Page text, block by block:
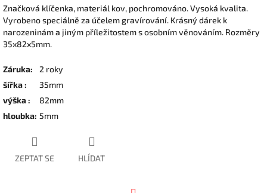
Značková klíčenka, materiál kov, pochromováno. Vysoká kvalita.
Vyrobeno speciálně za účelem gravírování. Krásný dárek k
narozeninám a jiným příležitostem s osobním věnováním. Rozměry
35x82x5mm.
Záruka:
2 roky
šířka:
35mm
výška:
82mm
hloubka: 5mm
ZEPTAT SE HLÍDAT